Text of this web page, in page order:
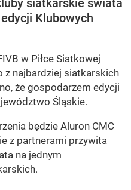
siatkarskie świata
Klubowych
w Piłce Siatkowej
z najbardziej siatkarskich
że gospodarzem edycji
Śląskie.
będzie Aluron CMC
z partnerami przywita
na jednym